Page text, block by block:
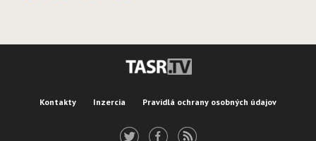
Kontakty Inzercia Pravidlá ochrany osobných údajov